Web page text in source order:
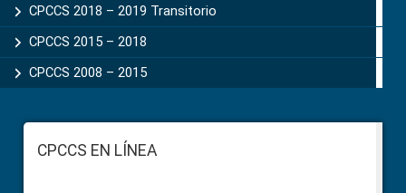
CPCCS 2018 – 2019 Transitorio
CPCCS 2015 – 2018
CPCCS 2008 – 2015
FooterCPCCS EN LÍNEA